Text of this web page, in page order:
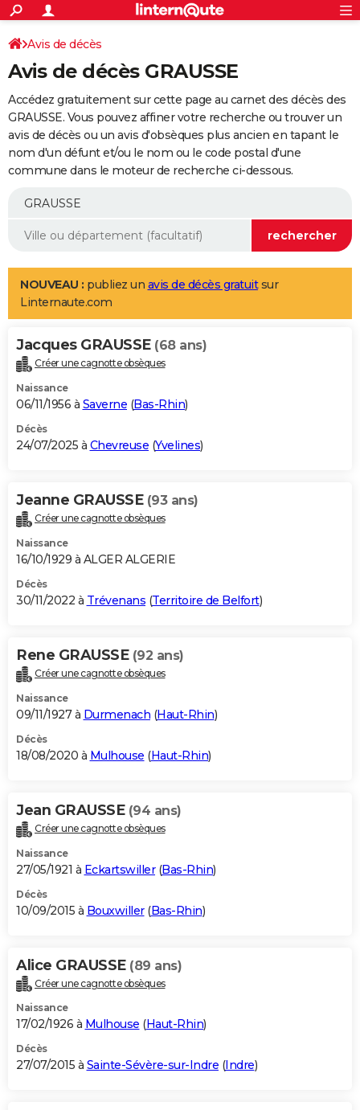
ACTUALITÉS
Politique
Société
Faits Divers
Education
Monde
Villes
+
SPORT
Coupe du monde 2026
Football
Tennis
Cyclisme
Rugby
Forum
Programme TV
TNT
Streaming
Cinéma
Sorties cinéma
Musique
+
FINANCE
Retraite
Epargne
Immobilier
Risques naturels par ville
Banque
Assurance
AUTO
Essais
Réserver un essai
Citadines
Berlines
SUV
Forum auto
+
Mobiles
Meilleur smartphone
Internet
Ordinateurs
Jeux vidéo
Guide high-tech
Aménagement intérieur
LIFESTYLE
Art de vivre
Bien-être
Loisirs
Mode
Modes de vie
Alimentation
Guide de la santé
Maladies
Médicaments
Sommeil
VOYAGE
Destinations
City break
Voyage nature
Voyage de noces
Forum
Climat
+PHOTO
GUIDES D'ACHAT
BONS PLANS
Carte de Noël
Carte Bonne année
Carte Saint-Valentin
Carte Pâques
Carte d'anniversaire
DICTIONNAIRE
Dictionnaire
Biographies
Citations
Expressions
Proverbes
PROGRAMME TV
S'inscrire
Se connecter
Lycées
Collèges
Primaires
Universités
Entreprises
Service militaire
Avis de recherche
AVIS DE DÉCÈS
Bricolage
Lifestyle
Culture
Sport
Auto
Television
Voyage
Cinema
Avis de décès
Avis de décès GRAUSSE
Accédez gratuitement sur cette page au carnet des décès des
GRAUSSE. Vous pouvez affiner votre recherche ou trouver un
avis de décès ou un avis d'obsèques plus ancien en tapant le
nom d'un défunt et/ou le nom ou le code postal d'une
commune dans le moteur de recherche ci-dessous.
NOUVEAU : publiez un avis de décès gratuitsur
Linternaute.com
Jacques GRAUSSE (68 ans)
Créer une cagnotte obsèques
Naissance
06/11/1956 à Saverne (Bas-Rhin)
Décès
24/07/2025 à Chevreuse (Yvelines)
Jeanne GRAUSSE (93 ans)
Créer une cagnotte obsèques
Naissance
16/10/1929 à ALGER ALGERIE
Décès
30/11/2022 à Trévenans (Territoire de Belfort)
Rene GRAUSSE (92 ans)
Créer une cagnotte obsèques
Naissance
09/11/1927 à Durmenach (Haut-Rhin)
Décès
18/08/2020 à Mulhouse (Haut-Rhin)
Jean GRAUSSE (94 ans)
Créer une cagnotte obsèques
Naissance
27/05/1921 à Eckartswiller(Bas-Rhin)
Décès
10/09/2015 à Bouxwiller(Bas-Rhin)
Alice GRAUSSE (89 ans)
Créer une cagnotte obsèques
Naissance
17/02/1926 à Mulhouse (Haut-Rhin)
Décès
27/07/2015 à Sainte-Sévère-sur-Indre (Indre)